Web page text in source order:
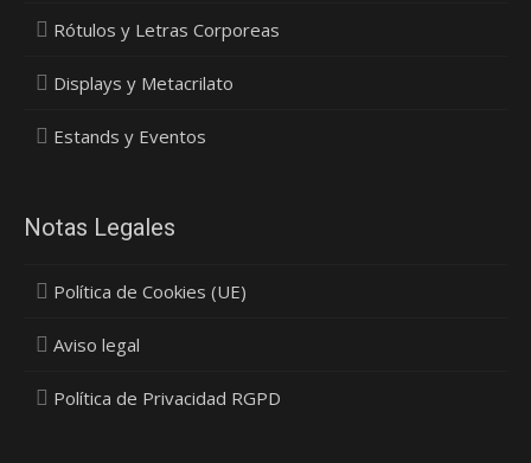
Rótulos y Letras Corporeas
Displays y Metacrilato
Estands y Eventos
Notas Legales
Política de Cookies (UE)
Aviso legal
Política de Privacidad RGPD